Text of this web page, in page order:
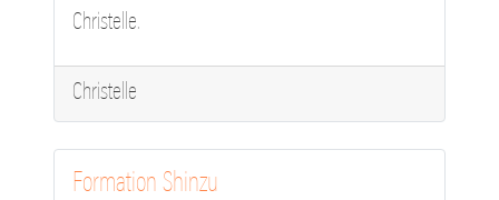
Christelle.
Christelle
Formation Shinzu